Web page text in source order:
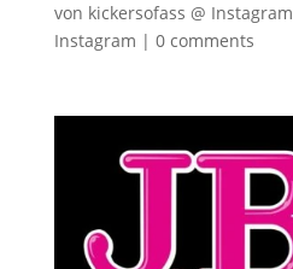
von kickersofass @ Instagram
Instagram | 0 comments